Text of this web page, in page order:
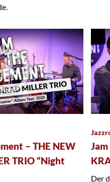
– THE NEW
TRIO “Night
Der